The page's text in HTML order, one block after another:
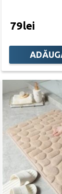
79lei